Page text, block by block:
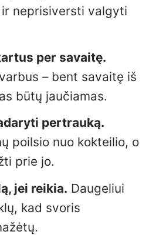
neprisiversti valgyti
per savaitę.
– bent savaitę iš
būtų jaučiamas.
pertrauką.
poilsio nuo kokteilio, o
prie jo.
jei reikia. Daugeliui
kad svoris